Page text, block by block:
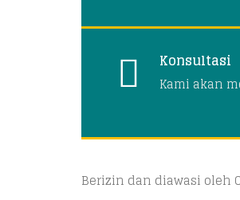
Konsultasi
Kami akan
Berizin dan diawasi oleh